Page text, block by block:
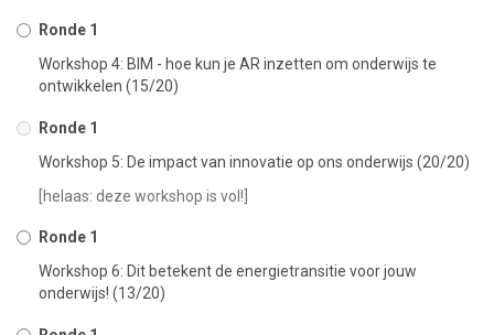
Ronde 1
Workshop 4: BIM - hoe kun je AR inzetten om onderwijs te
ontwikkelen (15/20)
Ronde 1
Workshop 5: De impact van innovatie op ons onderwijs (20/20)
[helaas: deze workshop is vol!]
Ronde 1
Workshop 6: Dit betekent de energietransitie voor jouw
onderwijs! (13/20)